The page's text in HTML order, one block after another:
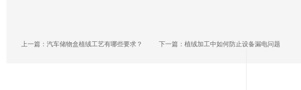
上一篇：汽车储物盒植绒工艺有哪些要求？ 下一篇：植绒加工中如何防止设备漏电问题